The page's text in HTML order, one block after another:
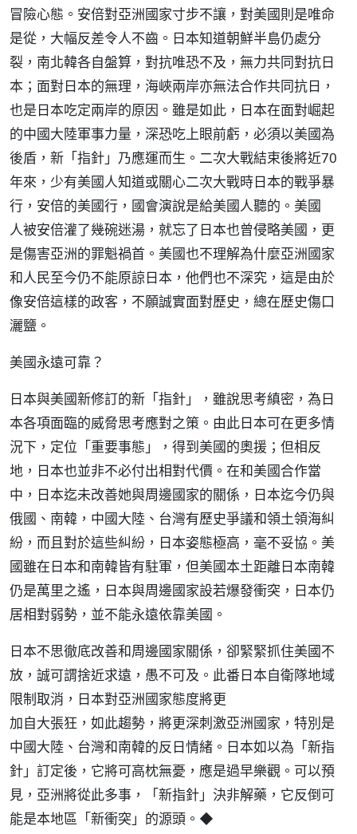
冒險心態。安倍對亞洲國家寸步不讓，對美國則是唯命
是從，大幅反差令人不齒。日本知道朝鮮半島仍處分
裂，南北韓各自盤算，對抗唯恐不及，無力共同對抗日
本；面對日本的無理，海峽兩岸亦無法合作共同抗日，
也是日本吃定兩岸的原因。雖是如此，日本在面對崛起
的中國大陸軍事力量，深恐吃上眼前虧，必須以美國為
後盾，新「指針」乃應運而生。二次大戰結束後將近70
年來，少有美國人知道或關心二次大戰時日本的戰爭暴
行，安倍的美國行，國會演說是給美國人聽的。美國
人被安倍灌了幾碗迷湯，就忘了日本也曾侵略美國，更
是傷害亞洲的罪魁禍首。美國也不理解為什麼亞洲國家
和人民至今仍不能原諒日本，他們也不深究，這是由於
像安倍這樣的政客，不願誠實面對歷史，總在歷史傷口
灑鹽。
美國永遠可靠？
日本與美國新修訂的新「指針」，雖說思考縝密，為日
本各項面臨的威脅思考應對之策。由此日本可在更多情
況下，定位「重要事態」，得到美國的奧援；但相反
地，日本也並非不必付出相對代價。在和美國合作當
中，日本迄未改善她與周邊國家的關係，日本迄今仍與
俄國、南韓，中國大陸、台灣有歷史爭議和領土領海糾
紛，而且對於這些糾紛，日本姿態極高，毫不妥協。美
國雖在日本和南韓皆有駐軍，但美國本土距離日本南韓
仍是萬里之遙，日本與周邊國家設若爆發衝突，日本仍
居相對弱勢，並不能永遠依靠美國。
日本不思徹底改善和周邊國家關係，卻緊緊抓住美國不
放，誠可謂捨近求遠，愚不可及。此番日本自衛隊地域
限制取消，日本對亞洲國家態度將更
加自大張狂，如此趨勢，將更深刺激亞洲國家，特別是
中國大陸、台灣和南韓的反日情緒。日本如以為「新指
針」訂定後，它將可高枕無憂，應是過早樂觀。可以預
見，亞洲將從此多事，「新指針」決非解藥，它反倒可
能是本地區「新衝突」的源頭。◆